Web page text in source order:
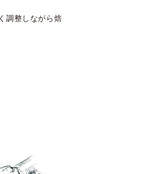
調整しながら焙